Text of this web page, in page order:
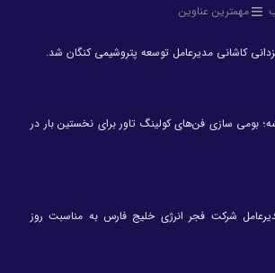
مهمترین عناوین
کاشانی مدیرعامل توسعه پتروشیمی کنگان شد.
بومی سازی فن‌های کولینگ تاور برای نخستین بار در
شرکت فجر انرژی خلیج فارس به مناسبت روز